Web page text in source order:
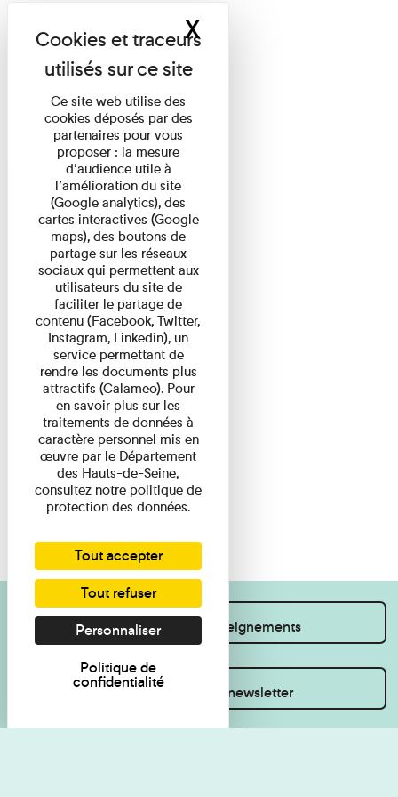
Je souhaite des renseignements
Inscrivez-vous à la newsletter
Ce site web utilise des
cookies déposés par des
partenaires pour vous
proposer : la mesure
d’audience utile à
l’amélioration du site
(Google analytics), des
cartes interactives (Google
maps), des boutons de
partage sur les réseaux
sociaux qui permettent aux
utilisateurs du site de
faciliter le partage de
contenu (Facebook, Twitter,
Instagram, Linkedin), un
service permettant de
rendre les documents plus
attractifs (Calameo). Pour
en savoir plus sur les
traitements de données à
caractère personnel mis en
œuvre par le Département
des Hauts-de-Seine,
consultez notre politique de
protection des données.
Tout accepter
Tout refuser
Personnaliser
Politique de
confidentialité
XMasquer le